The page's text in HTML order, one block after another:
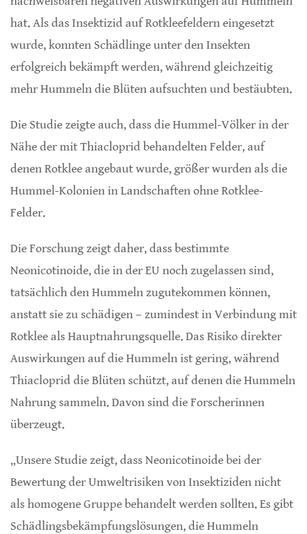
hat. Als das Insektizid auf Rotkleefeldern eingesetzt
wurde, konnten Schädlinge unter den Insekten
erfolgreich bekämpft werden, während gleichzeitig
mehr Hummeln die Blüten aufsuchten und bestäubten.
Die Studie zeigte auch, dass die Hummel-Völker in der
Nähe der mit Thiacloprid behandelten Felder, auf
denen Rotklee angebaut wurde, größer wurden als die
Hummel-Kolonien in Landschaften ohne Rotklee-
Felder.
Die Forschung zeigt daher, dass bestimmte
Neonicotinoide, die in der EU noch zugelassen sind,
tatsächlich den Hummeln zugutekommen können,
anstatt sie zu schädigen – zumindest in Verbindung mit
Rotklee als Hauptnahrungsquelle. Das Risiko direkter
Auswirkungen auf die Hummeln ist gering, während
Thiacloprid die Blüten schützt, auf denen die Hummeln
Nahrung sammeln. Davon sind die Forscherinnen
überzeugt.
„Unsere Studie zeigt, dass Neonicotinoide bei der
Bewertung der Umweltrisiken von Insektiziden nicht
als homogene Gruppe behandelt werden sollten. Es gibt
Schädlingsbekämpfungslösungen, die Hummeln